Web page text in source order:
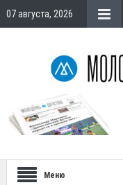
07 августа, 2026
Меню